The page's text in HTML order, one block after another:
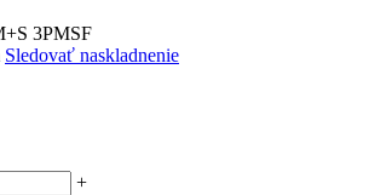
3PMSF
Sledovať naskladnenie
+